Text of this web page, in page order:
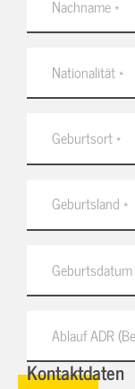
Kontaktdaten